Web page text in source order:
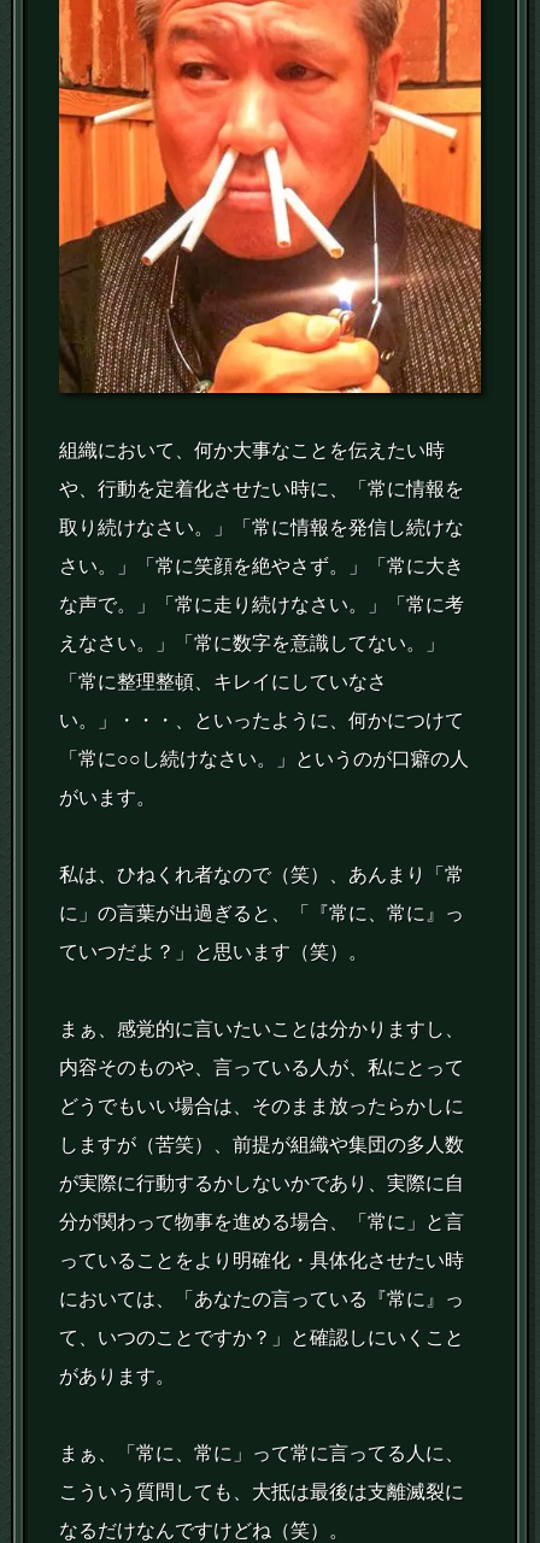
組織において、何か大事なことを伝えたい時
や、行動を定着化させたい時に、「常に情報を
取り続けなさい。」「常に情報を発信し続けな
さい。」「常に笑顔を絶やさず。」「常に大き
な声で。」「常に走り続けなさい。」「常に考
えなさい。」「常に数字を意識してない。」
「常に整理整頓、キレイにしていなさ
い。」・・・、といったように、何かにつけて
「常に○○し続けなさい。」というのが口癖の人
がいます。
私は、ひねくれ者なので（笑）、あんまり「常
に」の言葉が出過ぎると、「『常に、常に』っ
ていつだよ？」と思います（笑）。
まぁ、感覚的に言いたいことは分かりますし、
内容そのものや、言っている人が、私にとって
どうでもいい場合は、そのまま放ったらかしに
しますが（苦笑）、前提が組織や集団の多人数
が実際に行動するかしないかであり、実際に自
分が関わって物事を進める場合、「常に」と言
っていることをより明確化・具体化させたい時
においては、「あなたの言っている『常に』っ
て、いつのことですか？」と確認しにいくこと
があります。
まぁ、「常に、常に」って常に言ってる人に、
こういう質問しても、大抵は最後は支離滅裂に
なるだけなんですけどね（笑）。